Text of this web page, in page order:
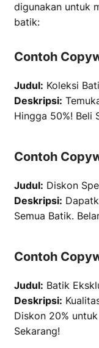
digunakan untuk
batik:
Contoh
Judul: Koleksi
Deskripsi:
Hingga 50%! Beli
Contoh
Judul: Diskon
Deskripsi:
Semua Batik.
Contoh
Judul: Batik
Deskripsi:
Diskon 20%
Sekarang!